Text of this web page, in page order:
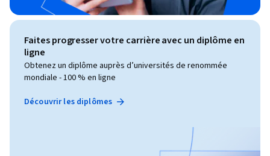
Faites progresser votre carrière avec un diplôme en
ligne
Obtenez un diplôme auprès d’universités de renommée
mondiale - 100 % en ligne
Découvrir les diplômes